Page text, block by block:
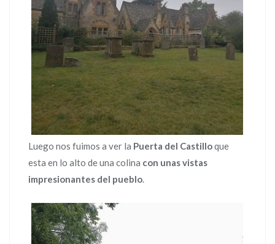
Luego nos fuimos a ver la Puerta del Castilloque
esta en lo alto de una colina con unas vistas
impresionantes del pueblo.